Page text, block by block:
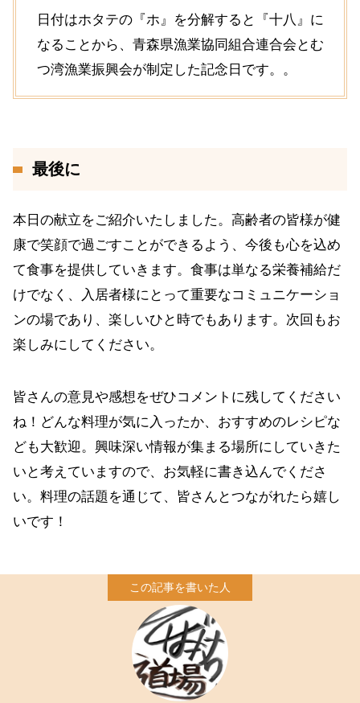
日付はホタテの『ホ』を分解すると『十八』に
なることから、青森県漁業協同組合連合会とむ
つ湾漁業振興会が制定した記念日です。。
最後に
本日の献立をご紹介いたしました。高齢者の皆様が健
康で笑顔で過ごすことができるよう、今後も心を込め
て食事を提供していきます。食事は単なる栄養補給だ
けでなく、入居者様にとって重要なコミュニケーショ
ンの場であり、楽しいひと時でもあります。次回もお
楽しみにしてください。
皆さんの意見や感想をぜひコメントに残してください
ね！どんな料理が気に入ったか、おすすめのレシピな
ども大歓迎。興味深い情報が集まる場所にしていきた
いと考えていますので、お気軽に書き込んでくださ
い。料理の話題を通じて、皆さんとつながれたら嬉し
いです！